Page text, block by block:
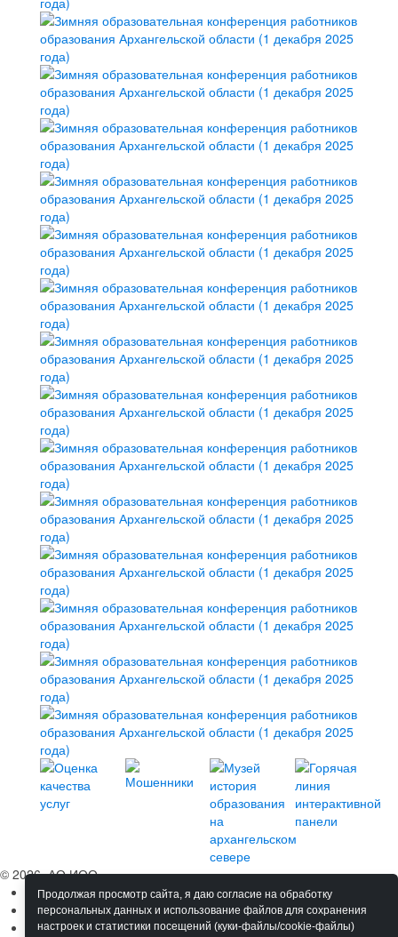
© 2026, АО ИОО
Сведения об ОО
Обучение
Мероприятия
Продолжая просмотр сайта, я даю согласие на обработку
персональных данных и использование файлов для сохранения
настроек и статистики посещений (куки-файлы/cookie-файлы)